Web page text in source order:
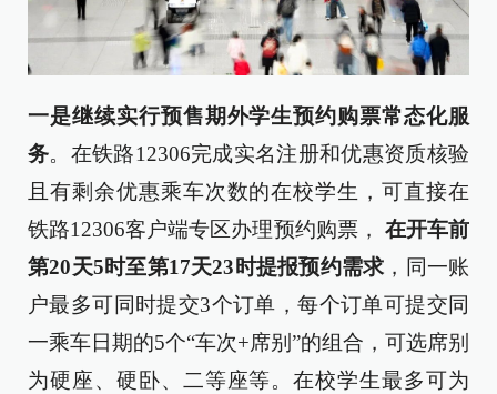
一是继续实行预售期外学生预约购票常态化服
务。在铁路12306完成实名注册和优惠资质核验
且有剩余优惠乘车次数的在校学生，可直接在
铁路12306客户端专区办理预约购票，
在开车前
第20天5时至第17天23时提报预约需求 ，同一账
户最多可同时提交3个订单，每个订单可提交同
一乘车日期的5个“车次+席别”的组合，可选席别
为硬座、硬卧、二等座等。在校学生最多可为